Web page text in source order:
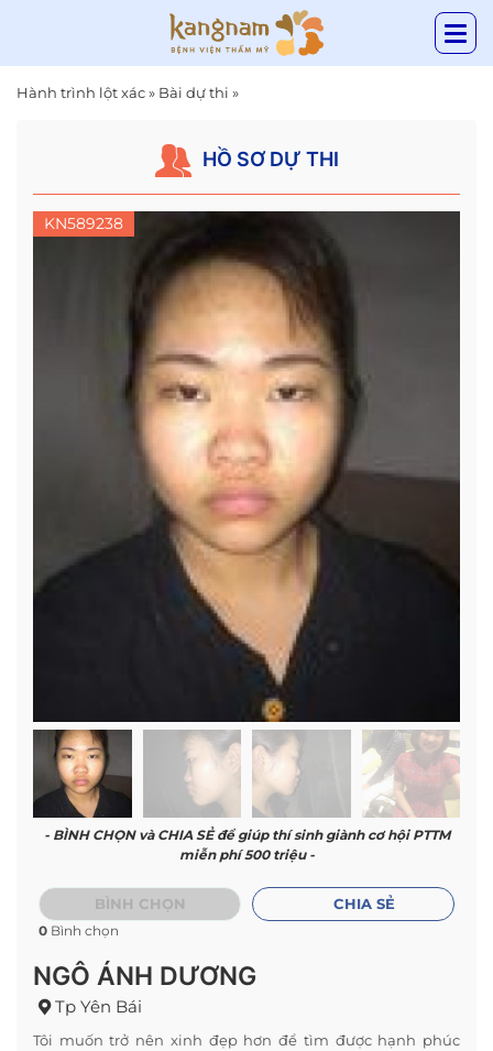
Hành trình lột xác» Bài dự thi »
HỒ SƠ DỰ THI
KN589238
- BÌNH CHỌN và CHIA SẺ để giúp thí sinh giành cơ hội PTTM
miễn phí 500 triệu -
BÌNH CHỌN
0 Bình chọn
CHIA SẺ
NGÔ ÁNH DƯƠNG
Tp Yên Bái
Tôi muốn trở nên xinh đẹp hơn để tìm được hạnh phúc